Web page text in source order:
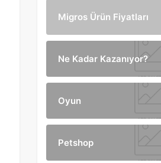
Migros Ürün Fiyatları
Ne Kadar Kazanıyor?
Oyun
Petshop